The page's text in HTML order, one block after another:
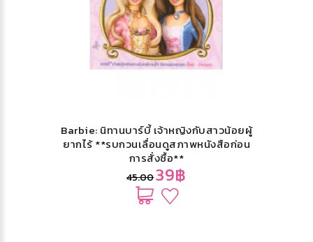
Barbie: นิทานบาร์บี้ เจ้าหญิงกับสาวน้อยผู้
ยากไร้ **รบกวนเลื่อนดูสภาพหนังสือก่อน
การสั่งซื้อ**
45.0039฿